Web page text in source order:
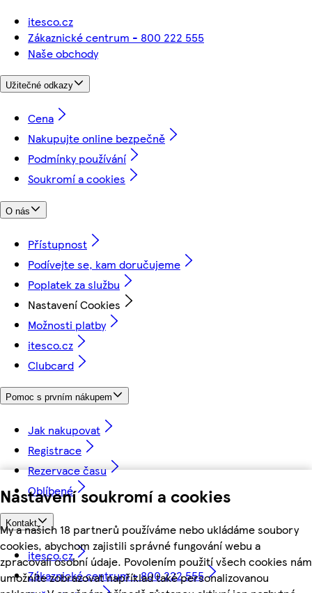
Nastavení soukromí a cookies
My a našich 18 partnerů používáme nebo ukládáme soubory
cookies, abychom zajistili správné fungování webu a
zpracovali osobní údaje. Povolením použití všech cookies nám
umožníte zobrazovat například také personalizovanou
itesco.cz
Zákaznické centrum - 800 222 555
Naše obchody
Užitečné odkazy
Cena
Nakupujte online bezpečně
Podmínky používání
Soukromí a cookies
O nás
Přístupnost
Podívejte se, kam doručujeme
Poplatek za službu
Nastavení Cookies
Možnosti platby
itesco.cz
Clubcard
Pomoc s prvním nákupem
Jak nakupovat
Registrace
Rezervace času
Oblíbené
Kontakt
itesco.cz
Zákaznické centrum - 800 222 555